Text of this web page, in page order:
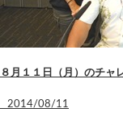
８月１１日（月）のチャ
2014/08/11